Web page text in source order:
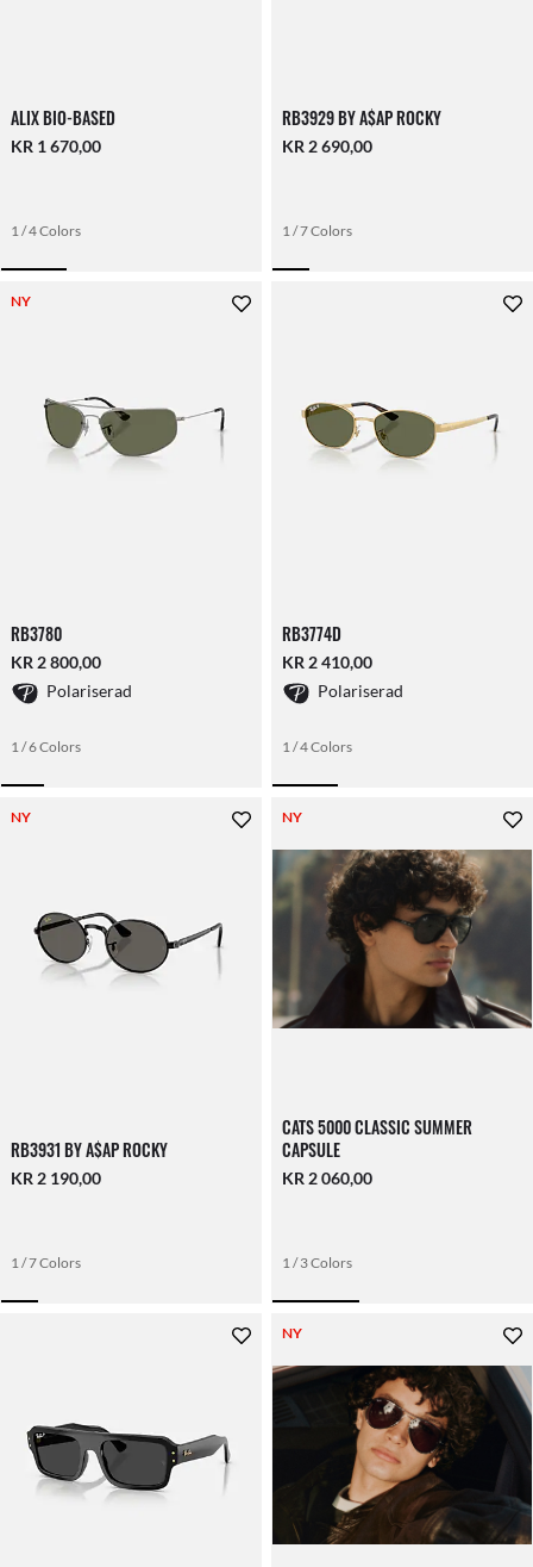
ALIX BIO-BASED
KR 1 670,00
1 / 4 Colors
RB3929 BY A$AP ROCKY
KR 2 690,00
1 / 7 Colors
NY
RB3780
KR 2 800,00
Polariserad
1 / 6 Colors
RB3774D
KR 2 410,00
Polariserad
1 / 4 Colors
NY
RB3931 BY A$AP ROCKY
KR 2 190,00
1 / 7 Colors
NY
CATS 5000 CLASSIC SUMMER
CAPSULE
KR 2 060,00
1 / 3 Colors
NY